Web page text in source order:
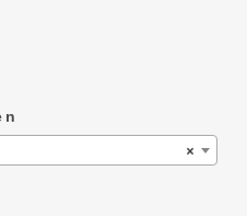
×